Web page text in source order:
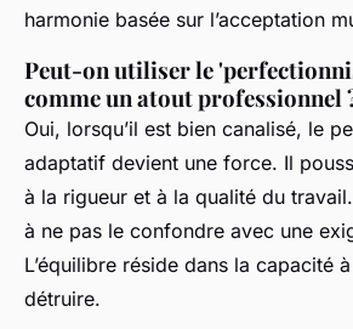
harmonie basée sur l’acceptation
Peut-on utiliser le
comme un atout professionnel
Oui, lorsqu’il est bien canalisé, le
adaptatif devient une force. Il
à la rigueur et à la qualité du
à ne pas le confondre avec une
L’équilibre réside dans la capacité
détruire.